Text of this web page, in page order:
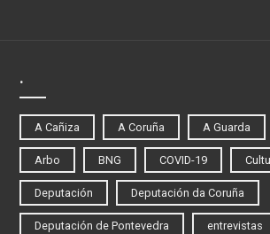
.
A Cañiza A Coruña A Guarda
Arbo BNG COVID-19
Deputación Deputación da Coruña
Deputación de Pontevedra entrevistas